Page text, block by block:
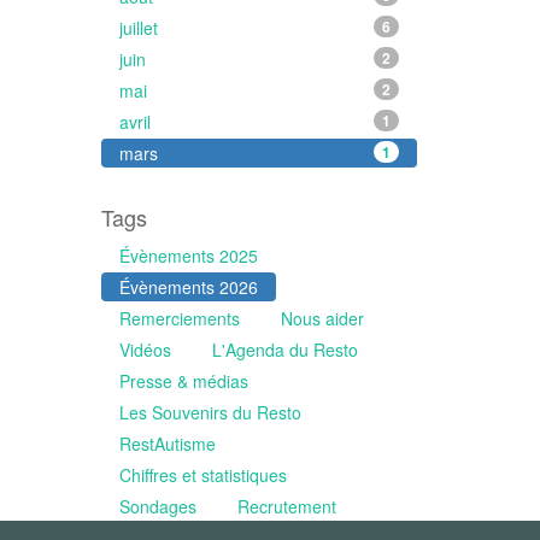
juillet 6
juin 2
mai 2
avril 1
mars 1
Tags
Évènements 2025
Évènements 2026
Remerciements
Nous aider
Vidéos
L'Agenda du Resto
Presse & médias
Les Souvenirs du Resto
RestAutisme
Chiffres et statistiques
Sondages
Recrutement